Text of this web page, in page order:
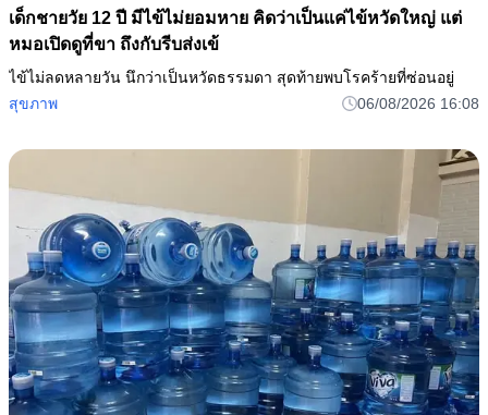
เด็กชายวัย 12 ปี มีไข้ไม่ยอมหาย คิดว่าเป็นแค่ไข้หวัดใหญ่ แต่
หมอเปิดดูที่ขา ถึงกับรีบส่งเข้
ไข้ไม่ลดหลายวัน นึกว่าเป็นหวัดธรรมดา สุดท้ายพบโรคร้ายที่ซ่อนอยู่
สุขภาพ
06/08/2026 16:08